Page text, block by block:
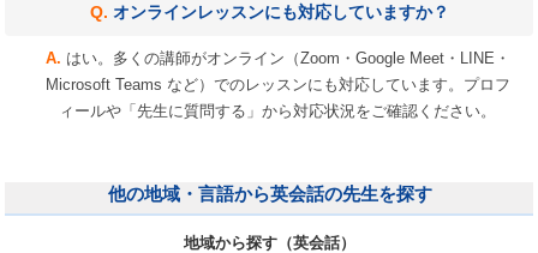
オンラインレッスンにも対応していますか？
はい。多くの講師がオンライン（Zoom・Google Meet・LINE・
Microsoft Teams など）でのレッスンにも対応しています。プロフ
ィールや「先生に質問する」から対応状況をご確認ください。
他の地域・言語から英会話の先生を探す
地域から探す（英会話）